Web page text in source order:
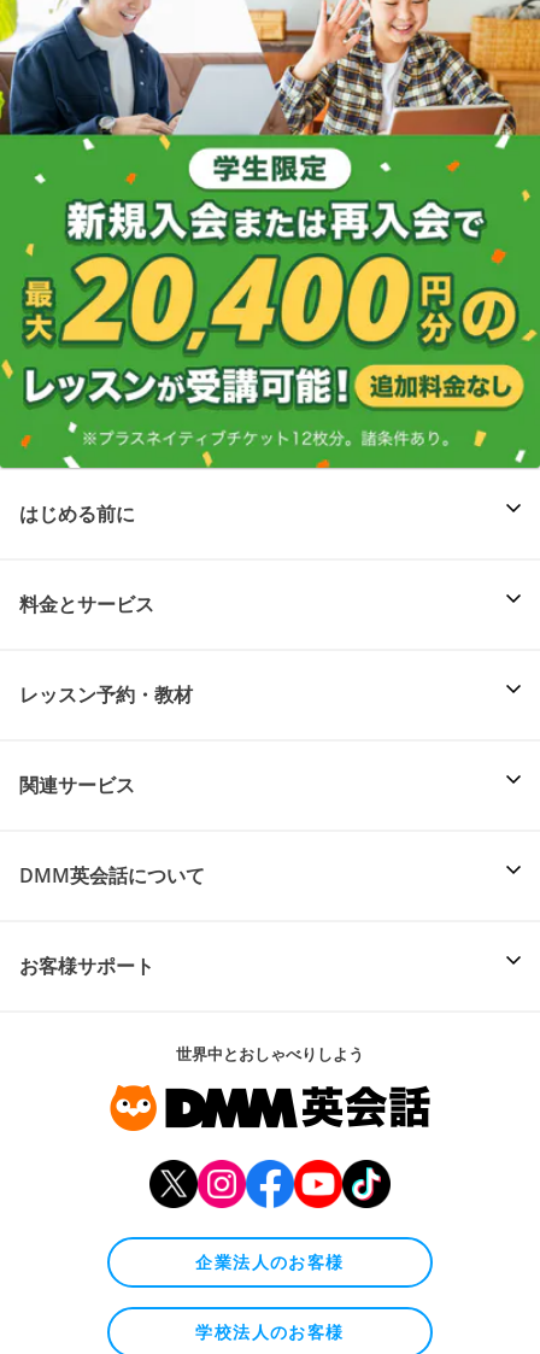
はじめる前に
料金とサービス
レッスン予約・教材
関連サービス
DMM英会話について
お客様サポート
世界中とおしゃべりしよう
企業法人のお客様
学校法人のお客様